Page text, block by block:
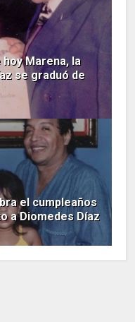
Marena, la
se graduó de
el cumpleaños
a Diomedes Díaz